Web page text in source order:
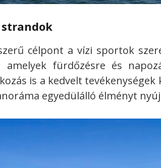
strandok
célpont a vízi sportok
fürdőzésre és
is a kedvelt
egyedülálló élményt